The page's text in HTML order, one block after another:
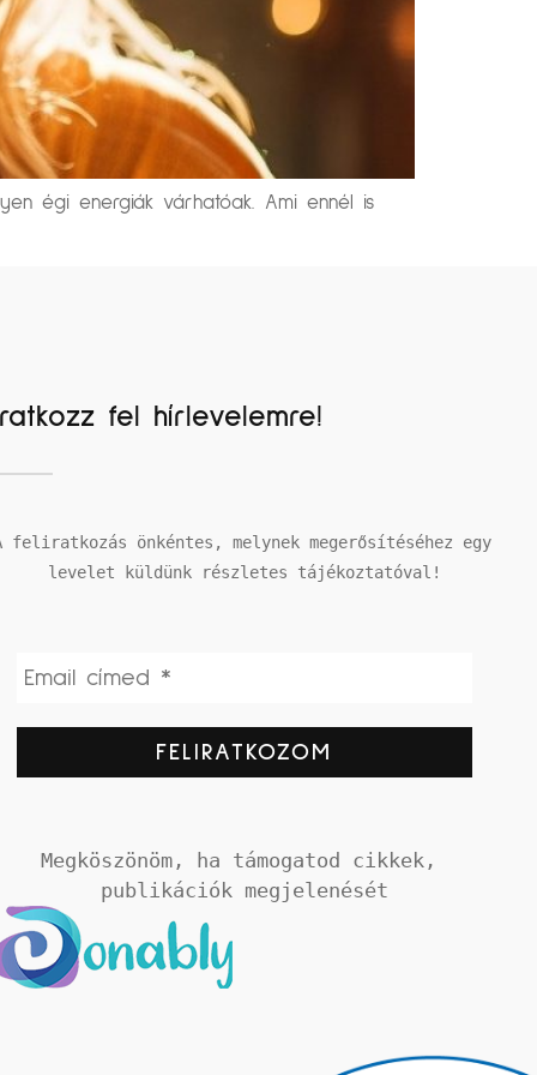
égi energiák várhatóak. Ami ennél is
fel hírlevelemre!
feliratkozás önkéntes, melynek megerősítéséhez egy
levelet küldünk részletes tájékoztatóval!
Megköszönöm, ha támogatod cikkek,
publikációk megjelenését